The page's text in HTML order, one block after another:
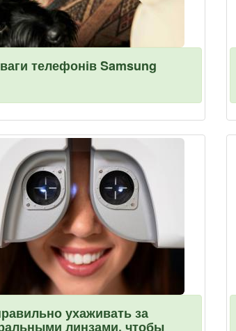
телефонів Samsung
ухаживать за
линзами, чтобы